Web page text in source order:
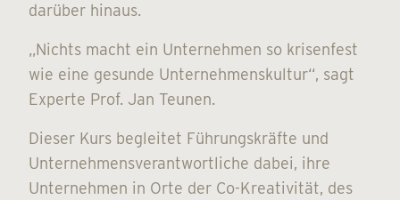
darüber hinaus.
„Nichts macht ein Unternehmen so krisenfest
wie eine gesunde Unternehmenskultur“, sagt
Experte Prof. Jan Teunen.
Dieser Kurs begleitet Führungskräfte und
Unternehmensverantwortliche dabei, ihre
Unternehmen in Orte der Co-Kreativität, des